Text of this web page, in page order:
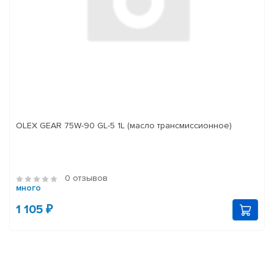
OLEX GEAR 75W-90 GL-5 1L (масло трансмиссионное)
0 отзывов
много
1 105 ₽